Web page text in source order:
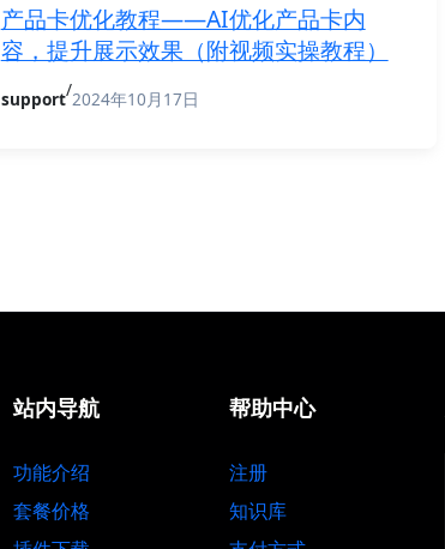
产品卡优化教程——AI优化产品卡内
容，提升展示效果（附视频实操教程）
support/2024年10月17日
站内导航
功能介绍
套餐价格
帮助中心
注册
知识库